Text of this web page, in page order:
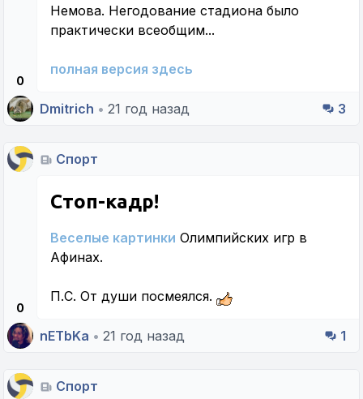
0
Немова. Негодование стадиона было
практически всеобщим...
полная версия здесь
Dmitrich • 21 год назад 3
Спорт
0
Стоп-кадр!
Веселые картинки Олимпийских игр в
Афинах.
П.С. От души посмеялся.
nETbKa • 21 год назад 1
Спорт